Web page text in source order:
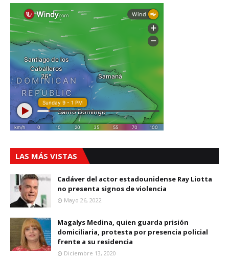
LAS MÁS VISTAS
Cadáver del actor estadounidense Ray Liotta
no presenta signos de violencia
Mayo 26, 2022
Magalys Medina, quien guarda prisión
domiciliaria, protesta por presencia policial
frente a su residencia
Diciembre 13, 2020